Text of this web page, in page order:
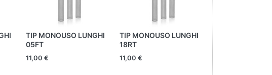
TIP MONOUSO LUNGHI
05FT
11,00 €
TIP MONOUSO LUNGHI
18RT
11,00 €